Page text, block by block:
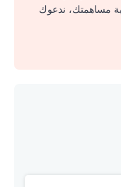
مساهمتك، ندعوك